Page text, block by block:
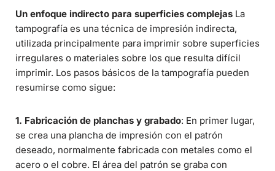
Un enfoque indirecto para superficies complejas La
tampografía es una técnica de impresión indirecta,
utilizada principalmente para imprimir sobre superficies
irregulares o materiales sobre los que resulta difícil
imprimir. Los pasos básicos de la tampografía pueden
resumirse como sigue:
1. Fabricación de planchas y grabado: En primer lugar,
se crea una plancha de impresión con el patrón
deseado, normalmente fabricada con metales como el
acero o el cobre. El área del patrón se graba con